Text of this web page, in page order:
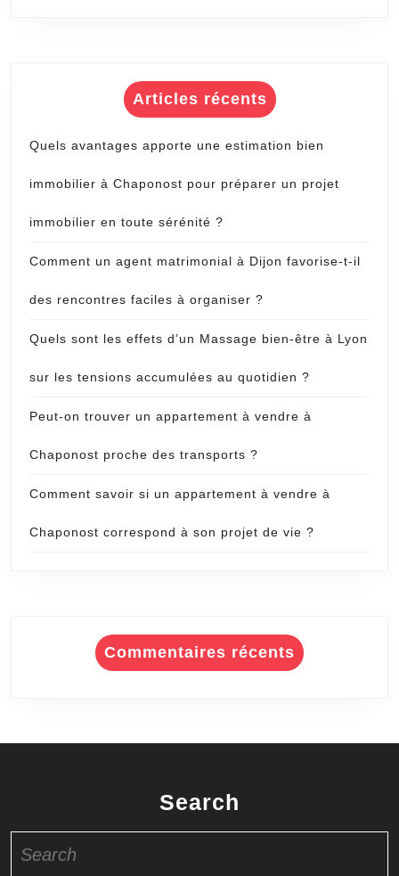
Articles récents
Quels avantages apporte une estimation bien
immobilier à Chaponost pour préparer un projet
immobilier en toute sérénité ?
Comment un agent matrimonial à Dijon favorise-t-il
des rencontres faciles à organiser ?
Quels sont les effets d’un Massage bien-être à Lyon
sur les tensions accumulées au quotidien ?
Peut-on trouver un appartement à vendre à
Chaponost proche des transports ?
Comment savoir si un appartement à vendre à
Chaponost correspond à son projet de vie ?
Commentaires récents
Search
for: